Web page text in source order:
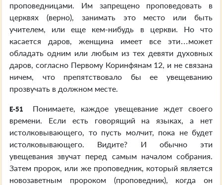
проповедницами. Им запрещено проповедовать в
церквях (верно), занимать это место или быть
учителем, или еще кем-нибудь в церкви. Но что
касается даров, женщина имеет все эти…может
обладать одним или любым из тех девяти духовных
даров, согласно Первому Коринфянам 12, и не связана
ничем, что препятствовало бы ее увещеванию
прозвучать в должном месте.
E-51
Понимаете, каждое увещевание ждет своего
времени. Если есть говорящий на языках, а нет
истолковывающего, то пусть молчит, пока не будет
истолковывающего. Видите? И обычно эти
увещевания звучат перед самым началом собрания.
Затем пророк, или же проповедник, который является
новозаветным пророком (проповедник), когда он